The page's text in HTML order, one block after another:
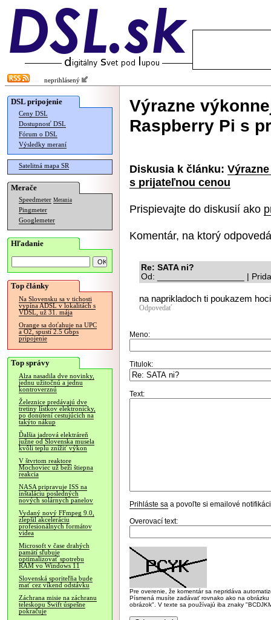
neprihlásený
DSL pripojenie
Ceny DSL
Dostupnosť DSL
Fórum o DSL
Výsledky meraní
Satelitná mapa SR
Merače
Speedmeter Merania
Pingmeter
Googlemeter
Hľadanie
Top články
Na Slovensku sa v tichosti
vypína ADSL v lokalitách s
VDSL, už 31. mája
Orange sa doťahuje na UPC
a O2, spustí 2.5 Gbps
pripojenie
Top správy
Alza nasadila dve novinky,
jednu užitočnú a jednu
kontroverznú
Železnice predávajú dve
tretiny lístkov elektronicky,
po donútení cestujúcich na
takýto nákup
Ďalšia jadrová elektráreň
južne od Slovenska musela
kvôli teplu znížiť výkon
V štvrtom reaktore
Mochoviec už beží štiepna
reakcia
NASA pripravuje ISS na
inštaláciu posledných
nových solárnych panelov
Vydaný nový FFmpeg 9.0,
zlepšil akceleráciu
profesionálnych formátov
videa
Microsoft v čase drahých
pamätí sľubuje
optimalizovať spotrebu
RAM vo Windows 11
Slovenská sporiteľňa bude
mať cez víkend odstávku
Záchrana misie na záchranu
teleskopu Swift úspešne
pokračuje
Výrazne
Raspberry Pi s
Diskusia k článku:
s prijateľnou cenou
Prispievajte do diskusií ako
Komentár, na ktorý
Re: SATA ni?
Od: __________________ |
na naprikladoch ti poukazem
Odpovedať
Meno:
Titulok:
Text:
Prihláste sa a povoľte si emailové
Overovací text:
Pre overenie, že komentár sa nepridáva
Písmená musíte zadávať rovnako ako na
obrázok". V texte sa používajú iba znaky